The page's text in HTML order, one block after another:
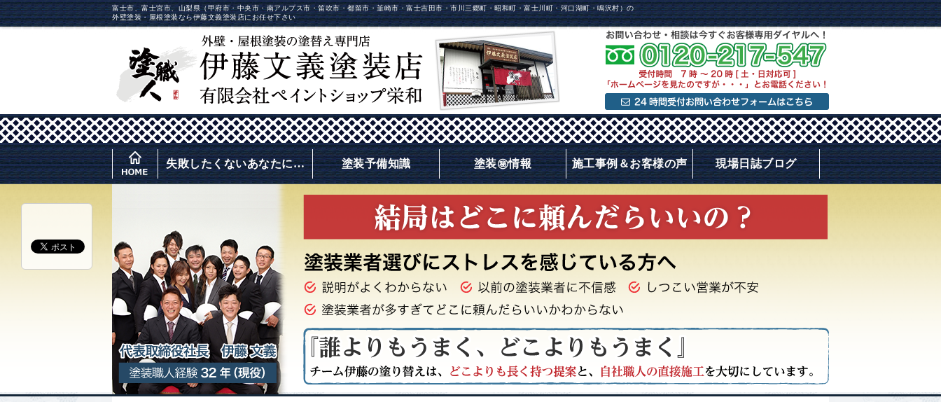
富士市、富士宮市、山梨県（甲府市・中央市・南アルプス市・笛吹市・都留市・韮崎市・富士吉田市・市川三郷町・昭和町・富士川町・河口湖町・鳴沢村）の
外壁塗装・屋根塗装なら伊藤文義塗装店にお任せ下さい
失敗したくないあなたに… 塗装予備知識 塗装㊙情報 施工事例＆お客様の声 現場日誌ブログ